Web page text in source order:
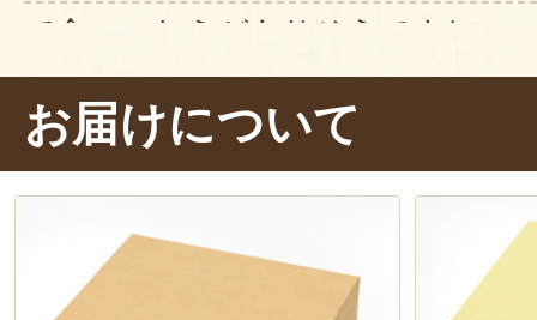
て食べごたえがありそうですね
ん、美味しい！ソースの深いコク
いに広がります。ほのかな酸味
の中でほどけていきます～。
ちょっと贅沢をしたい日 忙しい日
お届けについて